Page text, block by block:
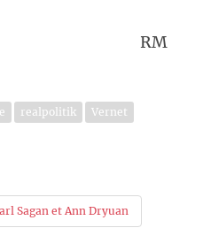
RM
realpolitik
Vernet
Sagan et Ann Dryuan